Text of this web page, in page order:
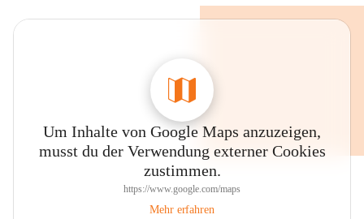
Um Inhalte von Google Maps anzuzeigen,
musst du der Verwendung externer Cookies
zustimmen.
https://www.google.com/maps
Mehr erfahren